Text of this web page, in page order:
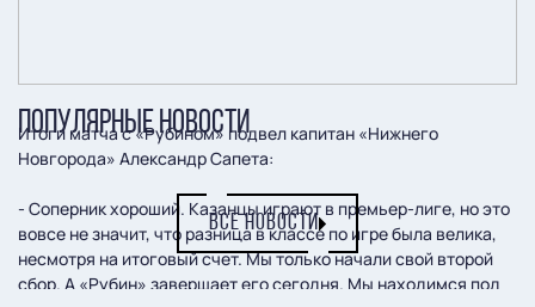
Итоги матча с «Рубином» подвел капитан «Нижнего
Новгорода» Александр Сапета:
- Соперник хороший. Казанцы играют в премьер-лиге, но это
вовсе не значит, что разница в классе по игре была велика,
несмотря на итоговый счет. Мы только начали свой второй
сбор. А «Рубин» завершает его сегодня. Мы находимся под
ПОПУЛЯРНЫЕ НОВОСТИ
ВСЕ НОВОСТИ